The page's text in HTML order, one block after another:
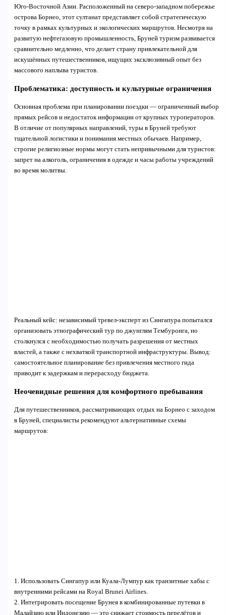
Юго-Восточной Азии. Расположенный на северо-западном побережье
острова Борнео, этот султанат представляет собой стратегическую
точку в рамках культурных и экологических маршрутов. Несмотря на
развитую нефтегазовую промышленность, Бруней туризм развивается
сравнительно медленно, что делает страну привлекательной для
искушённых путешественников, ищущих эксклюзивный опыт без
массового наплыва туристов.
Проблематика: доступность и культурные ограничения
Основная проблема при планировании поездки — ограниченный выбор
прямых рейсов и недостаток информации от крупных туроператоров.
В отличие от популярных направлений, туры в Бруней требуют
тщательной логистики и понимания местных обычаев. Например,
строгие религиозные нормы могут стать непривычными для туристов:
запрет на алкоголь, ограничения в одежде и часы работы учреждений
во время молитвы.
Реальный кейс: независимый тревел-эксперт из Сингапура попытался
организовать этнографический тур по джунглям Тембуронга, но
столкнулся с необходимостью получать разрешения от местных
властей, а также с нехваткой транспортной инфраструктуры. Вывод:
самостоятельное планирование без привлечения местного гида
приводит к задержкам и перерасходу бюджета.
Неочевидные решения для комфортного пребывания
Для путешественников, рассматривающих отдых на Борнео с заходом
в Бруней, специалисты рекомендуют альтернативные схемы
маршрутов:
1. Использовать Сингапур или Куала-Лумпур как транзитные хабы с
внутренними рейсами на Royal Brunei Airlines.
2. Интегрировать посещение Брунея в комбинированные путевки в
Малайзию или Индонезию — это снижает стоимость перелётов и